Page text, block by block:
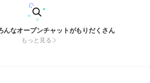
んなオープンチャットがもりだくさん
もっと見る